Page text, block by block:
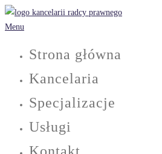
Przejdź
do
Menu
Strona główna
Kancelaria
Specjalizacje
Usługi